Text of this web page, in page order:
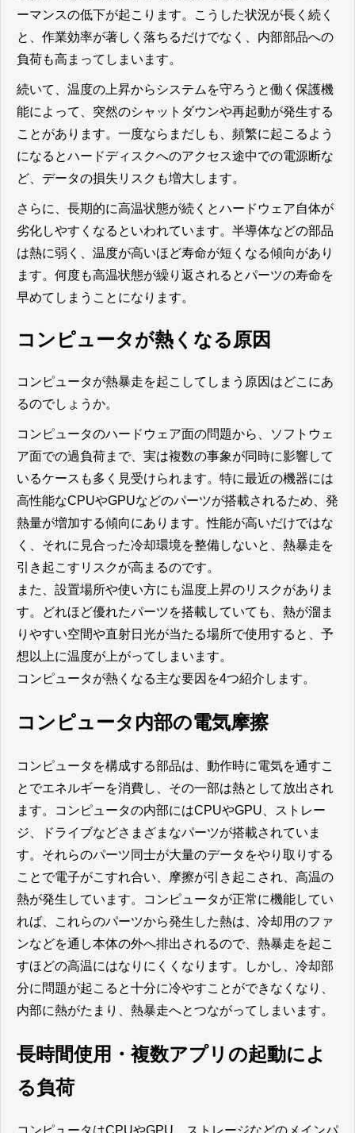
ーマンスの低下が起こります。こうした状況が長く続く
と、作業効率が著しく落ちるだけでなく、内部部品への
負荷も高まってしまいます。
続いて、温度の上昇からシステムを守ろうと働く保護機
能によって、突然のシャットダウンや再起動が発生する
ことがあります。一度ならまだしも、頻繁に起こるよう
になるとハードディスクへのアクセス途中での電源断な
ど、データの損失リスクも増大します。
さらに、長期的に高温状態が続くとハードウェア自体が
劣化しやすくなるといわれています。半導体などの部品
は熱に弱く、温度が高いほど寿命が短くなる傾向があり
ます。何度も高温状態が繰り返されるとパーツの寿命を
早めてしまうことになります。
コンピュータが熱くなる原因
コンピュータが熱暴走を起こしてしまう原因はどこにあ
るのでしょうか。
コンピュータのハードウェア面の問題から、ソフトウェ
ア面での過負荷まで、実は複数の事象が同時に影響して
いるケースも多く見受けられます。特に最近の機器には
高性能なCPUやGPUなどのパーツが搭載されるため、発
熱量が増加する傾向にあります。性能が高いだけではな
く、それに見合った冷却環境を整備しないと、熱暴走を
引き起こすリスクが高まるのです。
また、設置場所や使い方にも温度上昇のリスクがありま
す。どれほど優れたパーツを搭載していても、熱が溜ま
りやすい空間や直射日光が当たる場所で使用すると、予
想以上に温度が上がってしまいます。
コンピュータが熱くなる主な要因を4つ紹介します。
コンピュータ内部の電気摩擦
コンピュータを構成する部品は、動作時に電気を通すこ
とでエネルギーを消費し、その一部は熱として放出され
ます。コンピュータの内部にはCPUやGPU、ストレー
ジ、ドライブなどさまざまなパーツが搭載されていま
す。それらのパーツ同士が大量のデータをやり取りする
ことで電子がこすれ合い、摩擦が引き起こされ、高温の
熱が発生しています。コンピュータが正常に機能してい
れば、これらのパーツから発生した熱は、冷却用のファ
ンなどを通し本体の外へ排出されるので、熱暴走を起こ
すほどの高温にはなりにくくなります。しかし、冷却部
分に問題が起こると十分に冷やすことができなくなり、
内部に熱がたまり、熱暴走へとつながってしまいます。
長時間使用・複数アプリの起動によ
る負荷